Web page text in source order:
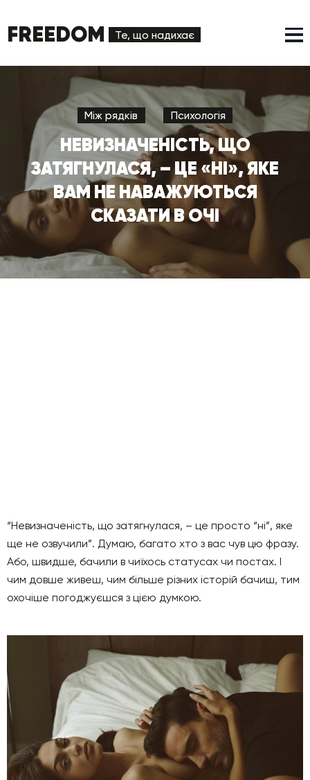
FREEDOM Те, що надихає
Між рядків Психологія
НЕВИЗНАЧЕНІСТЬ, ЩО
ЗАТЯГНУЛАСЯ, – ЦЕ «НІ», ЯКЕ
ВАМ НЕ НАВАЖУЮТЬСЯ
СКАЗАТИ В ОЧІ
“Невизначеність, що затягнулася, – це просто “ні”, яке
ще не озвучили”. Думаю, багато хто з вас чув цю фразу.
Або, швидше, бачили в чиїхось статусах чи постах. І
чим довше живеш, чим більше різних історій бачиш, тим
охочіше погоджуєшся з цією думкою.